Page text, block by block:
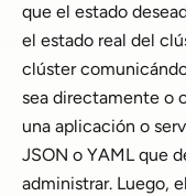
que el estado
el estado real del
clúster
sea directamente o
una aplicación o
JSON o YAML que
administrar. Luego,